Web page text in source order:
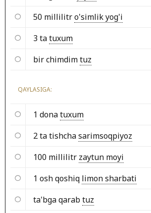
50 millilitro'simlik yog'i
3 tatuxum
bir chimdimtuz
QAYLASIGA:
1 donatuxum
2 ta tishchasarimsoqpiyoz
100 millilitr zaytun moyi
1 osh qoshiq limon sharbati
ta'bga qarabtuz